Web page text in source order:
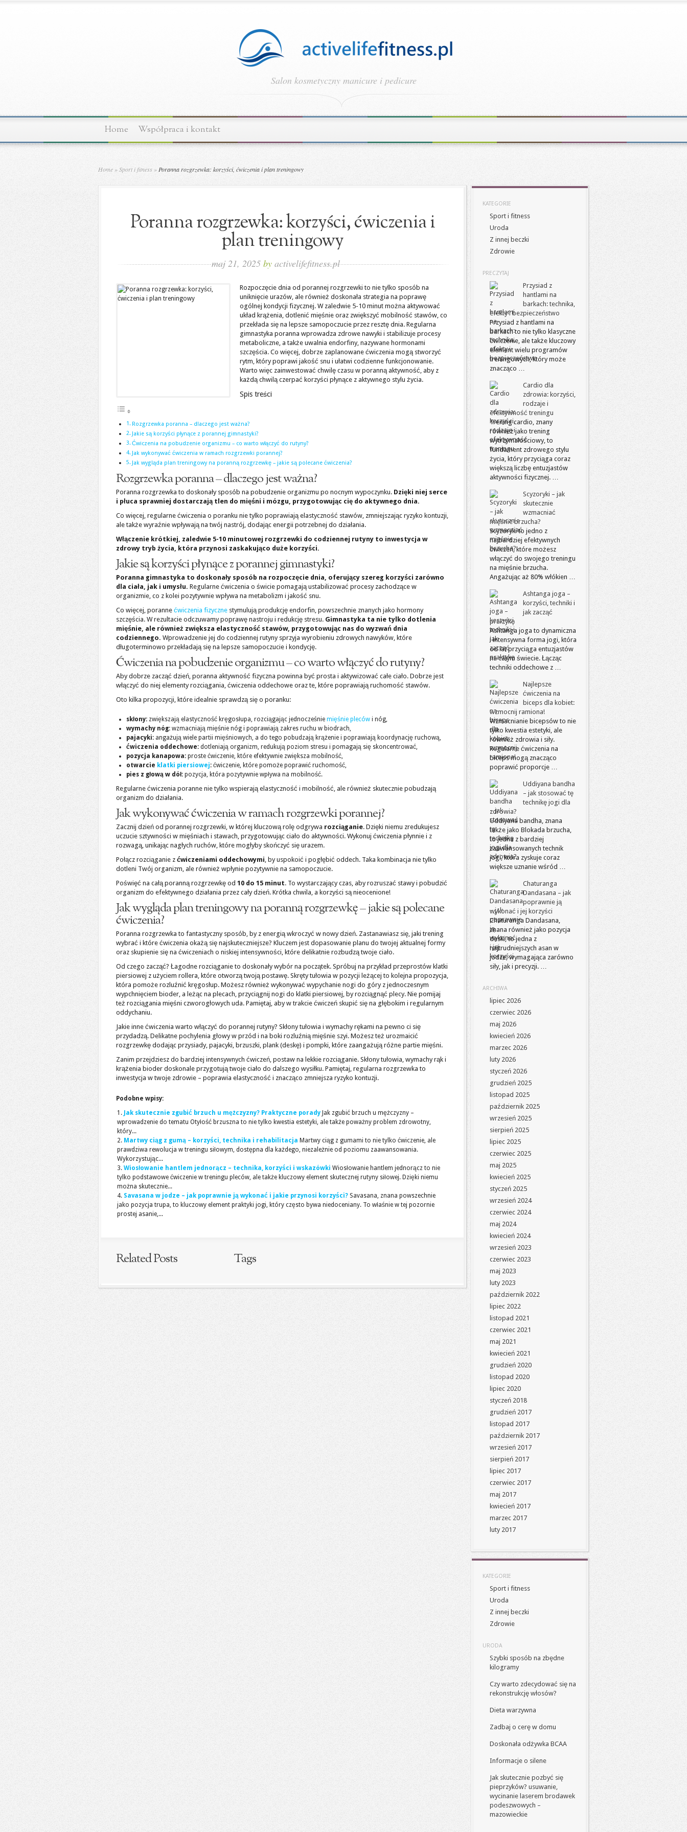
Salon kosmetyczny manicure i pedicure
Home Współpraca i kontakt
Home »Sport i fitness » Poranna rozgrzewka: korzyści, ćwiczenia i plan treningowy
Poranna rozgrzewka: korzyści, ćwiczenia i
plan treningowy
maj 21, 2025 by activelifefitness.pl
Rozpoczęcie dnia od porannej rozgrzewki to nie tylko sposób na
uniknięcie urazów, ale również doskonała strategia na poprawę
ogólnej kondycji fizycznej. W zaledwie 5-10 minut można aktywować
układ krążenia, dotlenić mięśnie oraz zwiększyć mobilność stawów, co
przekłada się na lepsze samopoczucie przez resztę dnia. Regularna
gimnastyka poranna wprowadza zdrowe nawyki i stabilizuje procesy
metaboliczne, a także uwalnia endorfiny, nazywane hormonami
szczęścia. Co więcej, dobrze zaplanowane ćwiczenia mogą stworzyć
rytm, który poprawi jakość snu i ułatwi codzienne funkcjonowanie.
Warto więc zainwestować chwilę czasu w poranną aktywność, aby z
każdą chwilą czerpać korzyści płynące z aktywnego stylu życia.
Spis treści
Rozgrzewka poranna – dlaczego jest ważna?
Jakie są korzyści płynące z porannej gimnastyki?
Ćwiczenia na pobudzenie organizmu – co warto włączyć do rutyny?
Jak wykonywać ćwiczenia w ramach rozgrzewki porannej?
Jak wygląda plan treningowy na poranną rozgrzewkę – jakie są polecane ćwiczenia?
Rozgrzewka poranna – dlaczego jest ważna?
Poranna rozgrzewka to doskonały sposób na pobudzenie organizmu po nocnym wypoczynku. Dzięki niej serce
i płuca sprawniej dostarczają tlen do mięśni i mózgu, przygotowując cię do aktywnego dnia.
Co więcej, regularne ćwiczenia o poranku nie tylko poprawiają elastyczność stawów, zmniejszając ryzyko kontuzji,
ale także wyraźnie wpływają na twój nastrój, dodając energii potrzebnej do działania.
Włączenie krótkiej, zaledwie 5-10 minutowej rozgrzewki do codziennej rutyny to inwestycja w
zdrowy tryb życia, która przynosi zaskakująco duże korzyści.
Jakie są korzyści płynące z porannej gimnastyki?
Poranna gimnastyka to doskonały sposób na rozpoczęcie dnia, oferujący szereg korzyści zarówno
dla ciała, jak i umysłu. Regularne ćwiczenia o świcie pomagają ustabilizować procesy zachodzące w
organizmie, co z kolei pozytywnie wpływa na metabolizm i jakość snu.
Co więcej, poranne ćwiczenia fizyczne stymulują produkcję endorfin, powszechnie znanych jako hormony
szczęścia. W rezultacie odczuwamy poprawę nastroju i redukcję stresu. Gimnastyka ta nie tylko dotlenia
mięśnie, ale również zwiększa elastyczność stawów, przygotowując nas do wyzwań dnia
codziennego. Wprowadzenie jej do codziennej rutyny sprzyja wyrobieniu zdrowych nawyków, które
długoterminowo przekładają się na lepsze samopoczucie i kondycję.
Ćwiczenia na pobudzenie organizmu – co warto włączyć do rutyny?
Aby dobrze zacząć dzień, poranna aktywność fizyczna powinna być prosta i aktywizować całe ciało. Dobrze jest
włączyć do niej elementy rozciągania, ćwiczenia oddechowe oraz te, które poprawiają ruchomość stawów.
Oto kilka propozycji, które idealnie sprawdzą się o poranku:
skłony: zwiększają elastyczność kręgosłupa, rozciągając jednocześnie mięśnie pleców i nóg,
wymachy nóg: wzmacniają mięśnie nóg i poprawiają zakres ruchu w biodrach,
pajacyki: angażują wiele partii mięśniowych, a do tego pobudzają krążenie i poprawiają koordynację ruchową,
ćwiczenia oddechowe: dotleniają organizm, redukują poziom stresu i pomagają się skoncentrować,
pozycja kanapowa: proste ćwiczenie, które efektywnie zwiększa mobilność,
otwarcie klatki piersiowej: ćwiczenie, które pomoże poprawić ruchomość,
pies z głową w dół: pozycja, która pozytywnie wpływa na mobilność.
Regularne ćwiczenia poranne nie tylko wspierają elastyczność i mobilność, ale również skutecznie pobudzają
organizm do działania.
Jak wykonywać ćwiczenia w ramach rozgrzewki porannej?
Zacznij dzień od porannej rozgrzewki, w której kluczową rolę odgrywa rozciąganie. Dzięki niemu zredukujesz
uczucie sztywności w mięśniach i stawach, przygotowując ciało do aktywności. Wykonuj ćwiczenia płynnie i z
rozwagą, unikając nagłych ruchów, które mogłyby skończyć się urazem.
Połącz rozciąganie z ćwiczeniami oddechowymi, by uspokoić i pogłębić oddech. Taka kombinacja nie tylko
dotleni Twój organizm, ale również wpłynie pozytywnie na samopoczucie.
Poświęć na całą poranną rozgrzewkę od 10 do 15 minut. To wystarczający czas, aby rozruszać stawy i pobudzić
organizm do efektywnego działania przez cały dzień. Krótka chwila, a korzyści są nieocenione!
Jak wygląda plan treningowy na poranną rozgrzewkę – jakie są polecane
ćwiczenia?
Poranna rozgrzewka to fantastyczny sposób, by z energią wkroczyć w nowy dzień. Zastanawiasz się, jaki trening
wybrać i które ćwiczenia okażą się najskuteczniejsze? Kluczem jest dopasowanie planu do twojej aktualnej formy
oraz skupienie się na ćwiczeniach o niskiej intensywności, które delikatnie rozbudzą twoje ciało.
Od czego zacząć? Łagodne rozciąganie to doskonały wybór na początek. Spróbuj na przykład przeprostów klatki
piersiowej z użyciem rollera, które otworzą twoją postawę. Skręty tułowia w pozycji leżącej to kolejna propozycja,
która pomoże rozluźnić kręgosłup. Możesz również wykonywać wypychanie nogi do góry z jednoczesnym
wypchnięciem bioder, a leżąc na plecach, przyciągnij nogi do klatki piersiowej, by rozciągnąć plecy. Nie pomijaj
też rozciągania mięśni czworogłowych uda. Pamiętaj, aby w trakcie ćwiczeń skupić się na głębokim i regularnym
oddychaniu.
Jakie inne ćwiczenia warto włączyć do porannej rutyny? Skłony tułowia i wymachy rękami na pewno ci się
przydadzą. Delikatne pochylenia głowy w przód i na boki rozluźnią mięśnie szyi. Możesz też urozmaicić
rozgrzewkę dodając przysiady, pajacyki, brzuszki, plank (deskę) i pompki, które zaangażują różne partie mięśni.
Zanim przejdziesz do bardziej intensywnych ćwiczeń, postaw na lekkie rozciąganie. Skłony tułowia, wymachy rąk i
krążenia bioder doskonale przygotują twoje ciało do dalszego wysiłku. Pamiętaj, regularna rozgrzewka to
inwestycja w twoje zdrowie – poprawia elastyczność i znacząco zmniejsza ryzyko kontuzji.
Podobne wpisy:
Jak skutecznie zgubić brzuch u mężczyzny? Praktyczne porady Jak zgubić brzuch u mężczyzny –
wprowadzenie do tematu Otyłość brzuszna to nie tylko kwestia estetyki, ale także poważny problem zdrowotny,
który...
Martwy ciąg z gumą – korzyści, technika i rehabilitacja Martwy ciąg z gumami to nie tylko ćwiczenie, ale
prawdziwa rewolucja w treningu siłowym, dostępna dla każdego, niezależnie od poziomu zaawansowania.
Wykorzystując...
Wiosłowanie hantlem jednorącz – technika, korzyści i wskazówki Wiosłowanie hantlem jednorącz to nie
tylko podstawowe ćwiczenie w treningu pleców, ale także kluczowy element skutecznej rutyny siłowej. Dzięki niemu
można skutecznie...
Savasana w jodze – jak poprawnie ją wykonać i jakie przynosi korzyści? Savasana, znana powszechnie
jako pozycja trupa, to kluczowy element praktyki jogi, który często bywa niedoceniany. To właśnie w tej pozornie
prostej asanie,...
Related Posts Tags
KATEGORIE
Sport i fitness
Uroda
Z innej beczki
Zdrowie
PRECZYTAJ
Przysiad z
hantlami na
barkach: technika,
efekty i bezpieczeństwo
Przysiad z hantlami na
barkach to nie tylko klasyczne
ćwiczenie, ale także kluczowy
element wielu programów
treningowych, który może
znacząco …
Cardio dla
zdrowia: korzyści,
rodzaje i
efektywność treningu
Trening cardio, znany
również jako trening
wytrzymałościowy, to
fundament zdrowego stylu
życia, który przyciąga coraz
większą liczbę entuzjastów
aktywności fizycznej. …
Scyzoryki – jak
skutecznie
wzmacniać
mięśnie brzucha?
Scyzoryki to jedno z
najbardziej efektywnych
ćwiczeń, które możesz
włączyć do swojego treningu
na mięśnie brzucha.
Angażując aż 80% włókien …
Ashtanga joga –
korzyści, techniki i
jak zacząć
praktykę
Ashtanga joga to dynamiczna
i intensywna forma jogi, która
od lat przyciąga entuzjastów
na całym świecie. Łącząc
techniki oddechowe z …
Najlepsze
ćwiczenia na
biceps dla kobiet:
wzmocnij ramiona!
Wzmacnianie bicepsów to nie
tylko kwestia estetyki, ale
również zdrowia i siły.
Regularne ćwiczenia na
biceps mogą znacząco
poprawić proporcje …
Uddiyana bandha
– jak stosować tę
technikę jogi dla
zdrowia?
Uddiyana bandha, znana
także jako Blokada brzucha,
to jedna z bardziej
zaawansowanych technik
jogi, która zyskuje coraz
większe uznanie wśród …
Chaturanga
Dandasana – jak
poprawnie ją
wykonać i jej korzyści
Chaturanga Dandasana,
znana również jako pozycja
deski, to jedna z
najtrudniejszych asan w
jodze, wymagająca zarówno
siły, jak i precyzji. …
ARCHIWA
lipiec 2026
czerwiec 2026
maj 2026
kwiecień 2026
marzec 2026
luty 2026
styczeń 2026
grudzień 2025
listopad 2025
październik 2025
wrzesień 2025
sierpień 2025
lipiec 2025
czerwiec 2025
maj 2025
kwiecień 2025
styczeń 2025
wrzesień 2024
czerwiec 2024
maj 2024
kwiecień 2024
wrzesień 2023
czerwiec 2023
maj 2023
luty 2023
październik 2022
lipiec 2022
listopad 2021
czerwiec 2021
maj 2021
kwiecień 2021
grudzień 2020
listopad 2020
lipiec 2020
styczeń 2018
grudzień 2017
listopad 2017
październik 2017
wrzesień 2017
sierpień 2017
lipiec 2017
czerwiec 2017
maj 2017
kwiecień 2017
marzec 2017
luty 2017
KATEGORIE
Sport i fitness
Uroda
Z innej beczki
Zdrowie
URODA
Szybki sposób na zbędne
kilogramy
Czy warto zdecydować się na
rekonstrukcję włosów?
Dieta warzywna
Zadbaj o cerę w domu
Doskonała odżywka BCAA
Informacje o silene
Jak skutecznie pozbyć się
pieprzyków? usuwanie,
wycinanie laserem brodawek
podeszwowych –
mazowieckie